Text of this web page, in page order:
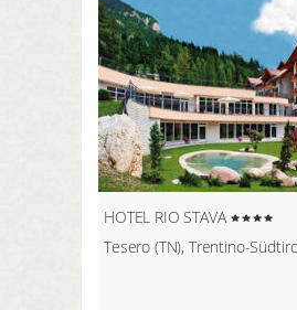
HOTEL RIO STAVA
Tesero (TN), Trentino-